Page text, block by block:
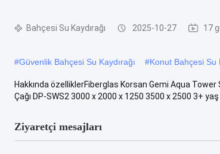
Bahçesi Su Kaydırağı 2025-10-27 17
#Güvenlik Bahçesi Su Kaydırağı #Konut Bahçesi Su
Hakkında özelliklerFiberglas Korsan Gemi Aqua
Çağı DP-SWS2 3000 x 2000 x 1250 3500 x 2500 3+ yaş
Ziyaretçi mesajları